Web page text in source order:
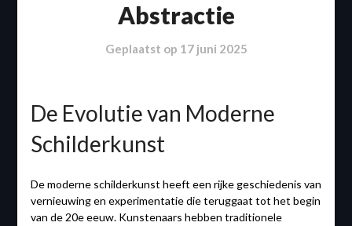
Abstractie
Geplaatst op 17 juni 2025
De Evolutie van Moderne
Schilderkunst
De moderne schilderkunst heeft een rijke geschiedenis van
vernieuwing en experimentatie die teruggaat tot het begin
van de 20e eeuw. Kunstenaars hebben traditionele